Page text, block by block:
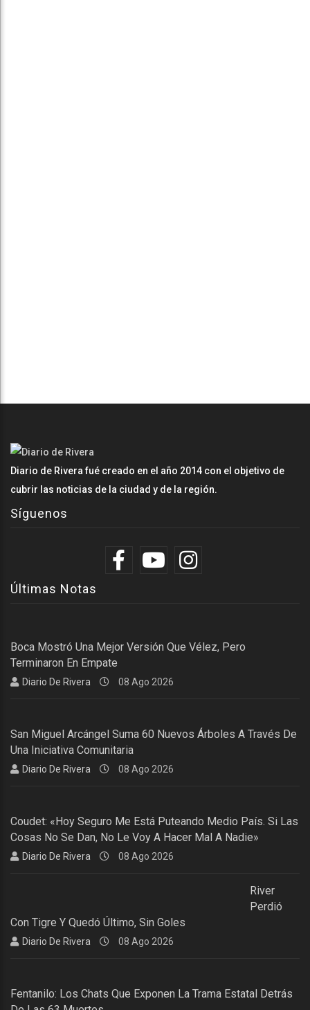
Diario de Rivera fué creado en el año 2014 con el objetivo de
cubrir las noticias de la ciudad y de la región.
Síguenos
Últimas Notas
Boca Mostró Una Mejor Versión Que Vélez, Pero
Terminaron En Empate
Diario De Rivera 08 Ago 2026
San Miguel Arcángel Suma 60 Nuevos Árboles A Través De
Una Iniciativa Comunitaria
Diario De Rivera 08 Ago 2026
Coudet: «Hoy Seguro Me Está Puteando Medio País. Si Las
Cosas No Se Dan, No Le Voy A Hacer Mal A Nadie»
Diario De Rivera 08 Ago 2026
River
Perdió
Con Tigre Y Quedó Último, Sin Goles
Diario De Rivera 08 Ago 2026
Fentanilo: Los Chats Que Exponen La Trama Estatal Detrás